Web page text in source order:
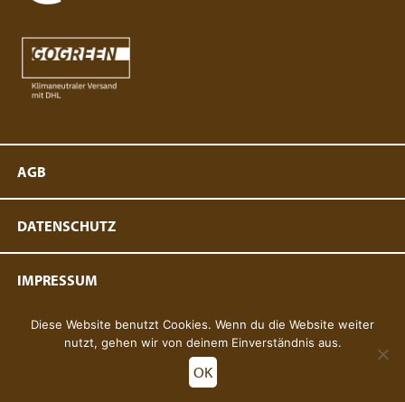
AGB
DATENSCHUTZ
IMPRESSUM
KLASSISCHE ANSICHT
© 2019-2026 Copyright MBuns.de
Diese Website benutzt Cookies. Wenn du die Website weiter
nutzt, gehen wir von deinem Einverständnis aus.
OK